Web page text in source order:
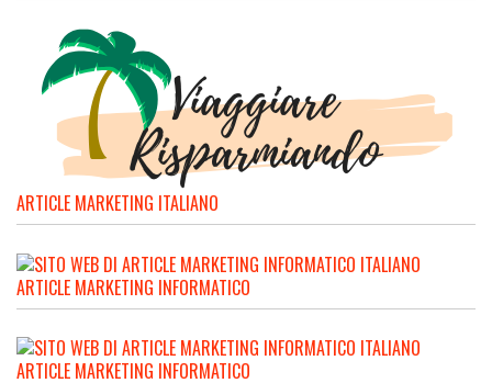
ARTICLE MARKETING ITALIANO
ARTICLE MARKETING INFORMATICO
ARTICLE MARKETING INFORMATICO